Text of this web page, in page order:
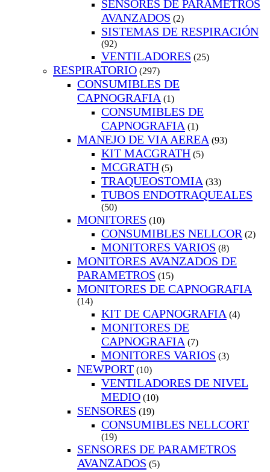
SENSORES DE PARÁMETROS
AVANZADOS (2)
SISTEMAS DE RESPIRACIÓN
(92)
VENTILADORES (25)
RESPIRATORIO (297)
CONSUMIBLES DE
CAPNOGRAFIA (1)
CONSUMIBLES DE
CAPNOGRAFIA (1)
MANEJO DE VIA AEREA (93)
KIT MACGRATH (5)
MCGRATH (5)
TRAQUEOSTOMIA (33)
TUBOS ENDOTRAQUEALES
(50)
MONITORES (10)
CONSUMIBLES NELLCOR (2)
MONITORES VARIOS (8)
MONITORES AVANZADOS DE
PARAMETROS (15)
MONITORES DE CAPNOGRAFIA
(14)
KIT DE CAPNOGRAFIA (4)
MONITORES DE
CAPNOGRAFIA (7)
MONITORES VARIOS (3)
NEWPORT (10)
VENTILADORES DE NIVEL
MEDIO (10)
SENSORES (19)
CONSUMIBLES NELLCORT
(19)
SENSORES DE PARAMETROS
AVANZADOS (5)